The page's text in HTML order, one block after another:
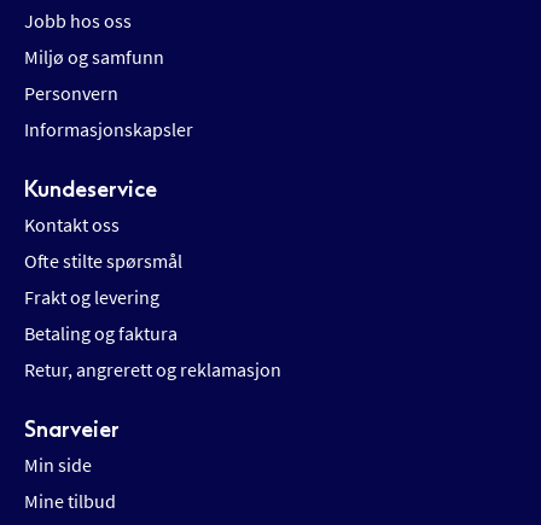
Jobb hos oss
Miljø og samfunn
Personvern
Informasjonskapsler
Kundeservice
Kontakt oss
Ofte stilte spørsmål
Frakt og levering
Betaling og faktura
Retur, angrerett og reklamasjon
Snarveier
Min side
Mine tilbud